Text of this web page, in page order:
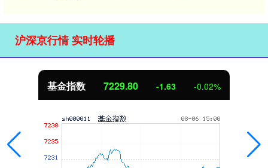
沪深京行情 实时轮播
基金指数 7229.80 -1.63 -0.02%